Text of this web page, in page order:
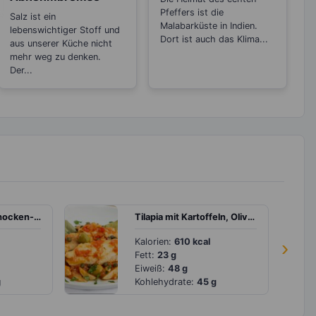
Salz ist ein
lebenswichtiger Stoff und
aus unserer Küche nicht
mehr weg zu denken.
Der...
Sorten
Pfeffers ist die
Malabarküste in Indien.
Dort ist auch das Klima...
›
Hühnchen-Artischocken-Salat mit Parmesancracker Tilapia mit Kartoffeln, Oliven und Tomaten
Kalorien: 610 kcal
Fett: 23 g
Eiweiß: 48 g
Kohlehydrate: 45 g